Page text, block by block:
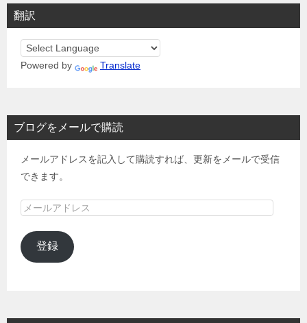
翻訳
Powered by Translate
ブログをメールで購読
メールアドレスを記入して購読すれば、更新をメールで受信
できます。
メ
ル
ア
登録